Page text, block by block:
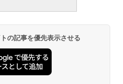
の記事を優先表示させる